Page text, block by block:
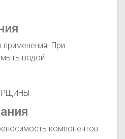
При
водой.
компонентов